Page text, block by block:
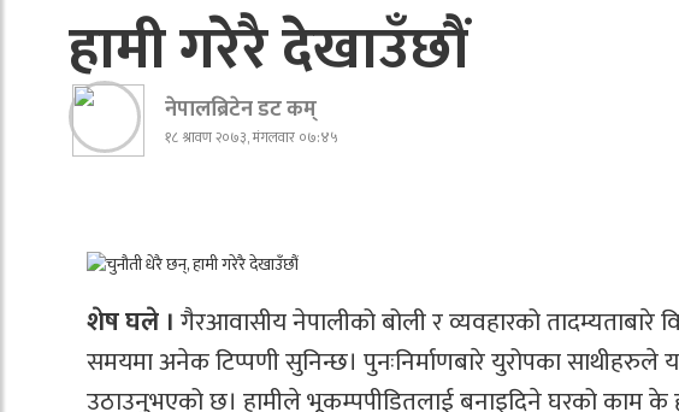
हामी गरेरै देखाउँछौं
नेपालब्रिटेन डट कम्
१८ श्रावण २०७३, मंगलवार ०७:४५
शेष घले । गैरआवासीय नेपालीको बोली र व्यवहारको तादम्यताबारे
समयमा अनेक टिप्पणी सुनिन्छ। पुनःनिर्माणबारे युरोपका साथीहरुले
उठाउनुभएको छ। हामीले भूकम्पपीडितलाई बनाइदिने घरको काम के